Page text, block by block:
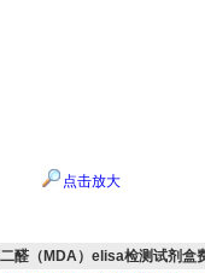
点击放大
醛（MDA）elisa检测试剂盒